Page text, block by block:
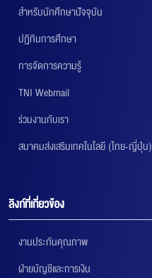
สำหรับนักศึกษาปัจจุบัน
ปฏิทินการศึกษา
การจัดการความรู้
TNI Webmail
ร่วมงานกับเรา
สมาคมส่งเสริมเทคโนโลยี (ไทย-ญี่ปุ่น)
ลิงก์ที่เกี่ยวข้อง
งานประกันคุณภาพ
ฝ่ายบัญชีและการเงิน